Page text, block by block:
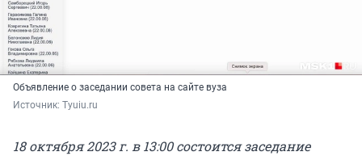
Объявление о заседании совета на сайте вуза
Источник: Tyuiu.ru
18 октября 2023 г. в 13:00 состоится заседание